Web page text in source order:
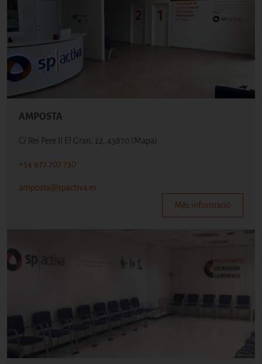
AMPOSTA
C/ Rei Pere II El Gran, 22, 43870 (Mapa)
+34 977 707 730
amposta@spactiva.es
Més informació